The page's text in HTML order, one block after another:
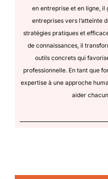
en entreprise et en ligne, il
entreprises vers l’atteinte
stratégies pratiques et
de connaissances, il
outils concrets qui
professionnelle. En tant que
expertise à une approche
aider